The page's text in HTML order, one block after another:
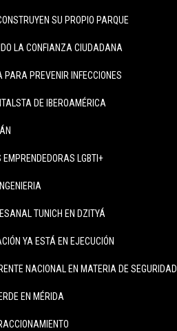
SU PROPIO PARQUE
LA CONFIANZA CIUDADANA
PARA PREVENIR INFECCIONES
DE IBEROAMÉRICA
LGBTI+
TUNICH EN DZITYÁ
YA ESTÁ EN EJECUCIÓN
NACIONAL EN MATERIA DE SEGURIDAD
EN MÉRIDA